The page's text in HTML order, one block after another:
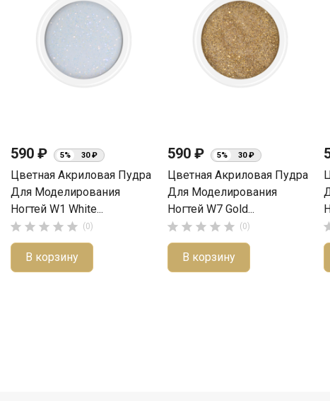
590 ₽ 5% 30 ₽
Цветная Акриловая Пудра
Для Моделирования
Ногтей W1 White...
     (0)
В корзину
590 ₽ 5% 30 ₽
Цветная Акриловая Пудра
Для Моделирования
Ногтей W7 Gold...
     (0)
В корзину